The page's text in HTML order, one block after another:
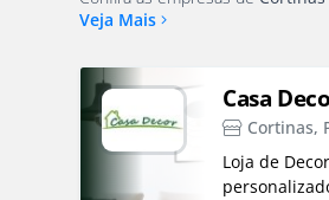
Veja Mais
Casa
Cortinas,
Loja de